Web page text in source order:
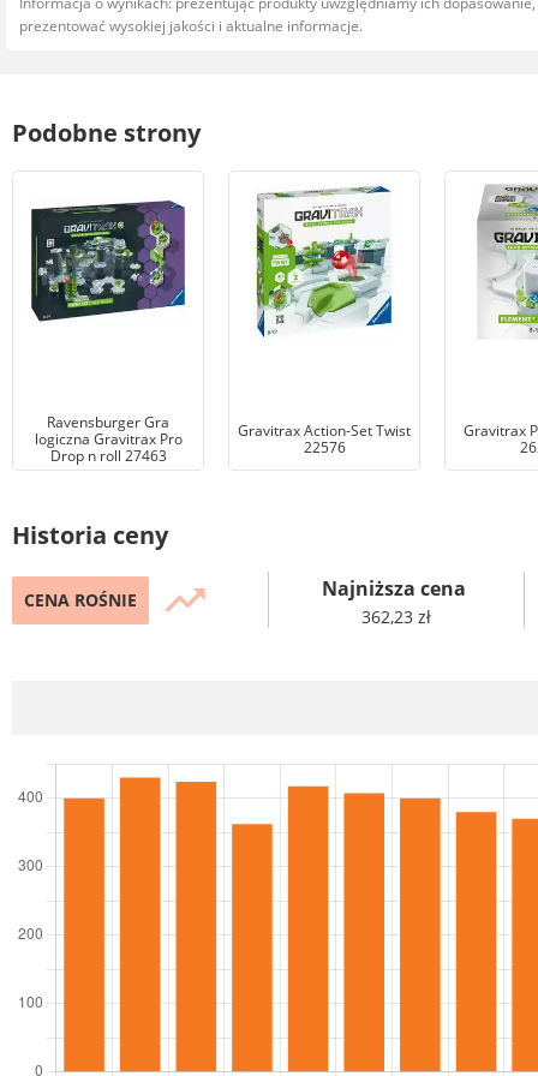
prezentować wysokiej jakości i aktualne informacje.
Podobne strony
Ravensburger Gra
logiczna Gravitrax Pro
Drop n roll 27463
Gravitrax Action-Set Twist
22576
Gravitrax
Historia ceny
CENA ROŚNIE trending_up Najniższa cena
362,23 zł